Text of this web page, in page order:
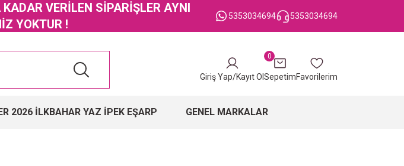
VERİLEN SİPARİŞLER AYNI
YOKTUR !
5353034694 5353034694
Giriş Yap/Kayıt Ol Sepetim
0
Favorilerim
2026 İLKBAHAR YAZ İPEK EŞARP GENEL MARKALAR